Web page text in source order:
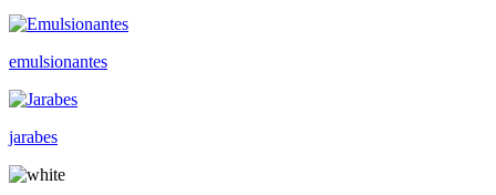
emulsionantes
jarabes